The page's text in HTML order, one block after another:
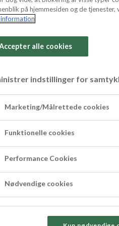
med
härligt seg
Lyx från
på hjemmesiden og de tjenester,
alle cookies
indstillinger for
Marketing/Målrettede cookies
Funktionelle cookies
Performance Cookies
Nødvendige cookies